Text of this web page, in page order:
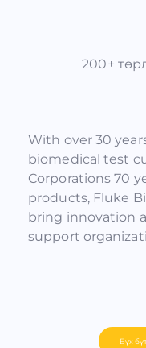
200+
With over 30
biomedical test
Corporations 70
products, Fluke
bring innovation
support
Бүх